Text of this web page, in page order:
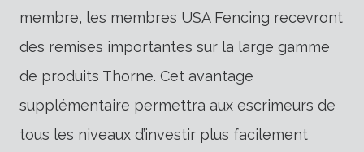
membre, les membres USA Fencing recevront
des remises importantes sur la large gamme
de produits Thorne. Cet avantage
supplémentaire permettra aux escrimeurs de
tous les niveaux d’investir plus facilement